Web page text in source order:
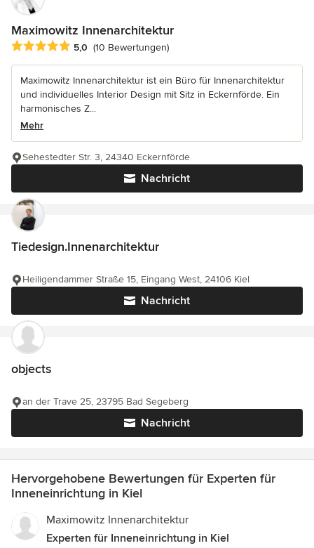
Maximowitz Innenarchitektur
Durchschnittliche Bewertung: 5 von 5 Sternen
5,0 (10 Bewertungen)
Maximowitz Innenarchitektur ist ein Büro für Innenarchitektur
und individuelles Interior Design mit Sitz in Eckernförde. Ein
harmonisches Z...
Mehr
Nachricht
Sehestedter Str. 3, 24340 Eckernförde
Tiedesign.Innenarchitektur
Nachricht
Heiligendammer Straße 15, Eingang West, 24106 Kiel
objects
Nachricht
an der Trave 25, 23795 Bad Segeberg
Hervorgehobene Bewertungen für Experten für
Inneneinrichtung in Kiel
Maximowitz Innenarchitektur
Experten für Inneneinrichtung in Kiel